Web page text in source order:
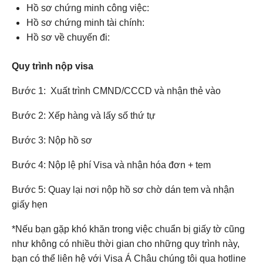
Hồ sơ chứng minh công việc:
Hồ sơ chứng minh tài chính:
Hồ sơ về chuyến đi:
Quy trình nộp visa
Bước 1: Xuất trình CMND/CCCD và nhận thẻ vào
Bước 2: Xếp hàng và lấy số thứ tự
Bước 3: Nộp hồ sơ
Bước 4: Nộp lệ phí Visa và nhận hóa đơn + tem
Bước 5: Quay lại nơi nộp hồ sơ chờ dán tem và nhận
giấy hẹn
*Nếu bạn gặp khó khăn trong việc chuẩn bị giấy tờ cũng
như không có nhiều thời gian cho những quy trình này,
bạn có thể liên hệ với Visa Á Châu chúng tôi qua hotline